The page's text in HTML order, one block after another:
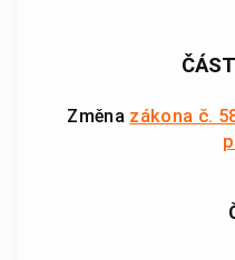
Změna zákona č.